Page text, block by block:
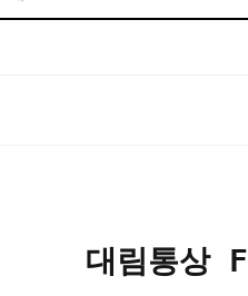
대림통상